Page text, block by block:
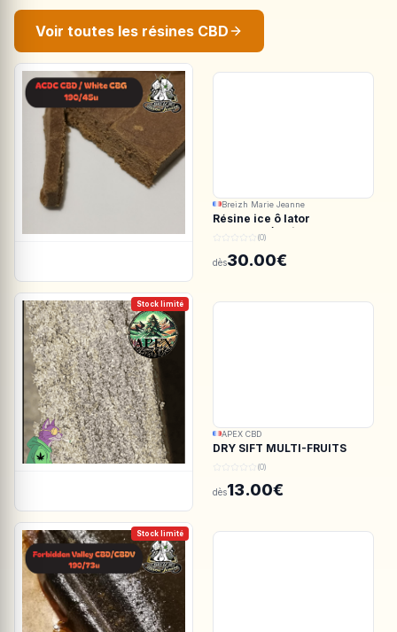
Breizh Marie Jeanne
Résine ice ô lator
ACDC.CBD/White CBG
(0)
dès30.00€
Stock limité
APEX CBD
DRY SIFT MULTI-FRUITS
150u CBD - APEX CBD
(0)
dès13.00€
Stock limité
Voir toutes les résines CBD